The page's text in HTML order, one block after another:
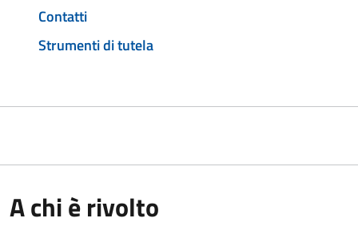
Contatti
Strumenti di tutela
A chi è rivolto